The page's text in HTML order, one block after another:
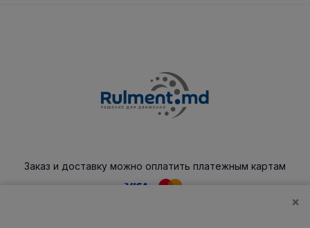
Заказ и доставку можно оплатить платежным картам
×